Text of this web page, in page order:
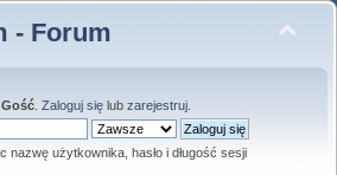
- Forum
Gość. Zaloguj sięlub zarejestruj.
nazwę użytkownika, hasło i długość sesji